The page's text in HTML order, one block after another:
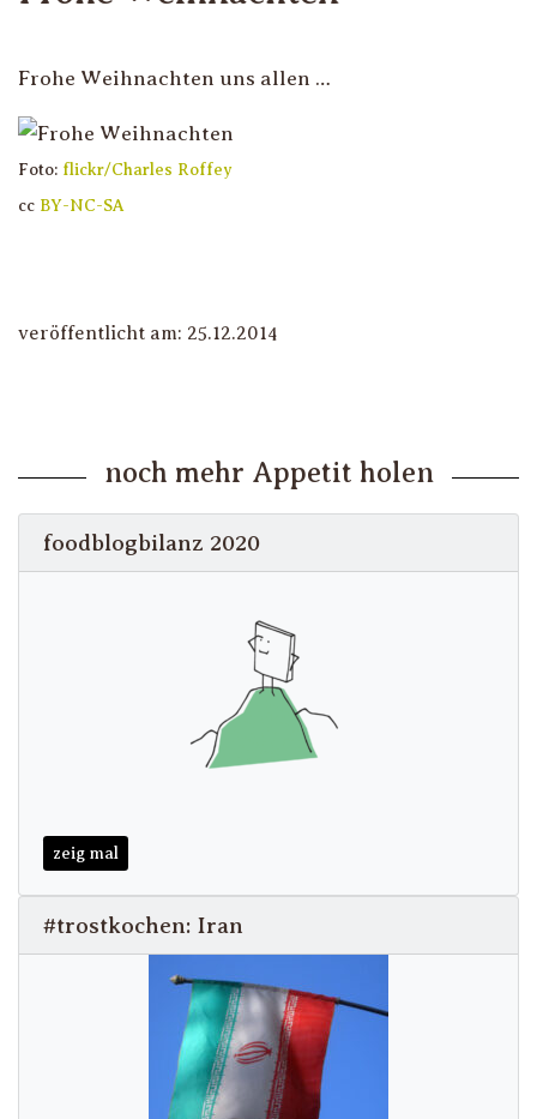
Frohe Weihnachten uns allen …
Foto: flickr/Charles Roffey
cc BY-NC-SA
veröffentlicht am: 25.12.2014
noch mehr Appetit holen
foodblogbilanz 2020
zeig mal
#trostkochen: Iran